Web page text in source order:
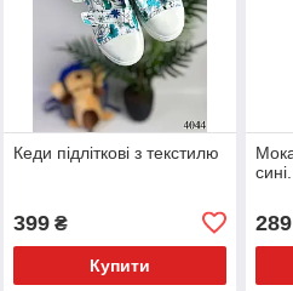
Кеди підліткові з текстилю
399₴
Купити
сині.
289